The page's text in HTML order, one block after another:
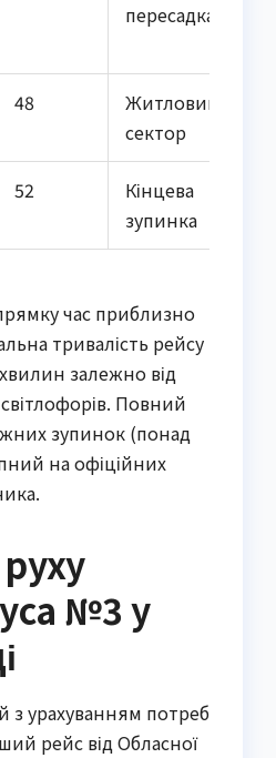
пересадка
48
Житловий
сектор
52
Кінцева
зупинка
час приблизно
тривалість рейсу
залежно від
Повний
зупинок (понад
на офіційних
№3 у
з урахуванням потреб
рейс від Обласної